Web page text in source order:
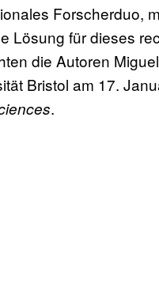
Forscherduo,
Lösung für dieses
die Autoren
Bristol am 17.
.